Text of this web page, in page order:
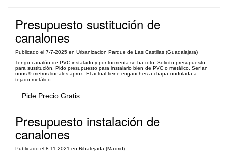
Presupuesto sustitución de
canalones
Publicado el 7-7-2025 en Urbanizacion Parque de Las Castillas (Guadalajara)
Tengo canalón de PVC instalado y por tormenta se ha roto. Solicito presupuesto
para sustitución. Pido presupuesto para instalarlo bien de PVC o metálico. Serían
unos 9 metros lineales aprox. El actual tiene enganches a chapa ondulada a
tejado metálico.
Pide Precio Gratis
Presupuesto instalación de
canalones
Publicado el 8-11-2021 en Ribatejada (Madrid)